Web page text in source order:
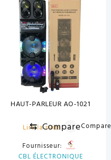
HAUT-PARLEUR AO-1021
Lire la suite
⇆ Compare
Fournisseur:
CBL ÉLECTRONIQUE